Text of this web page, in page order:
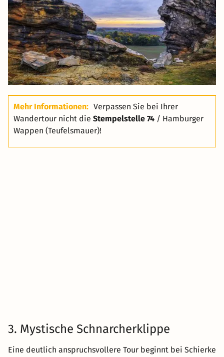
Mehr Informationen: Verpassen Sie bei Ihrer
Wandertour nicht die Stempelstelle 74 / Hamburger
Wappen (Teufelsmauer)!
3. Mystische Schnarcherklippe
Eine deutlich anspruchsvollere Tour beginnt bei Schierke